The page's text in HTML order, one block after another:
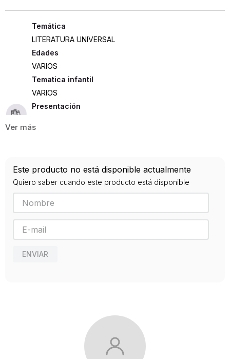
LITERATURA UNIVERSAL
Edades
VARIOS
Tematica infantil
VARIOS
Presentación
9788433902436
Editorial
ANAGRAMA
Año de publicación
2019
Este producto no está disponible actualmente
Quiero saber cuando este producto está disponible
ENVIAR